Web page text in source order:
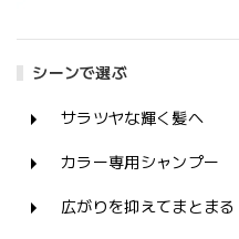
シーンで選ぶ
サラツヤな輝く髪へ
カラー専用シャンプー
広がりを抑えてまとまる